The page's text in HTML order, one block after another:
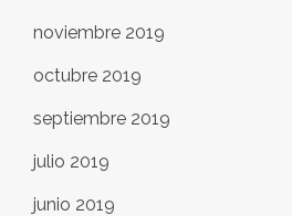
noviembre 2019
octubre 2019
septiembre 2019
julio 2019
junio 2019